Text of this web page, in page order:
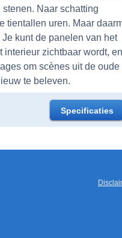
Naar schatting
tientallen uren. Maar
kunt de panelen van het
interieur zichtbaar wordt,
om scènes uit de oude
te beleven.
Specificaties